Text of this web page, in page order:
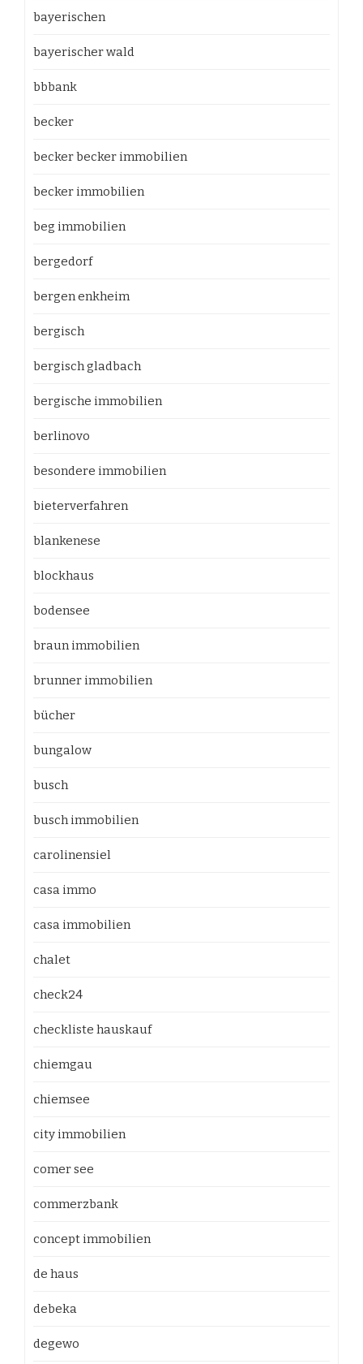
bayerischen
bayerischer wald
bbbank
becker
becker becker immobilien
becker immobilien
beg immobilien
bergedorf
bergen enkheim
bergisch
bergisch gladbach
bergische immobilien
berlinovo
besondere immobilien
bieterverfahren
blankenese
blockhaus
bodensee
braun immobilien
brunner immobilien
bücher
bungalow
busch
busch immobilien
carolinensiel
casa immo
casa immobilien
chalet
check24
checkliste hauskauf
chiemgau
chiemsee
city immobilien
comer see
commerzbank
concept immobilien
de haus
debeka
degewo